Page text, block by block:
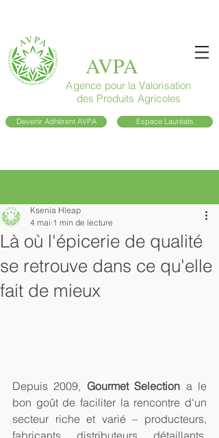
AVPA
Agence pour la Valorisation
des Produits Agricoles
Devenir Adhérent AVPA Espace Lauréats
Là où l'épicerie de qualité
se retrouve dans ce qu'elle
fait de mieux
Ksenia Hleap
4 mai 1 min de lecture
Depuis 2009, Gourmet Selection a le
bon goût de faciliter la rencontre d'un
secteur riche et varié – producteurs,
fabricants, distributeurs, détaillants,